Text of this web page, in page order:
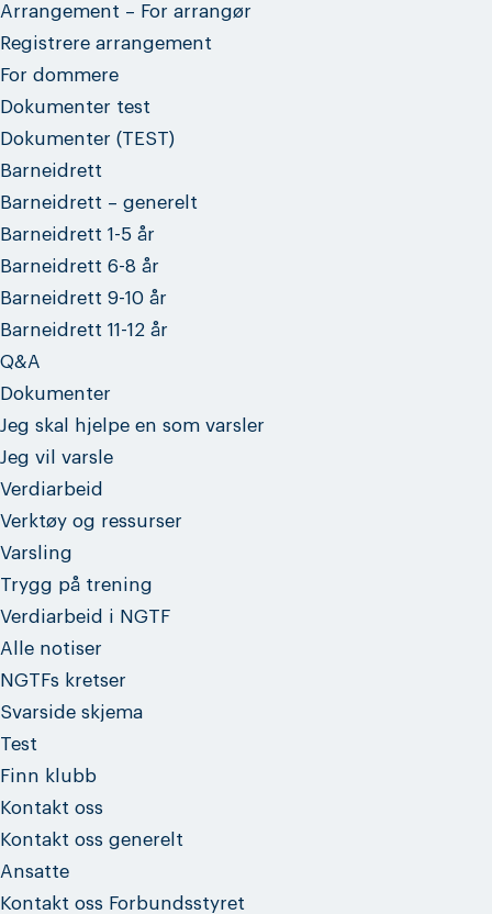
Arrangement – For arrangør
Registrere arrangement
For dommere
Dokumenter test
Dokumenter (TEST)
Barneidrett
Barneidrett – generelt
Barneidrett 1-5 år
Barneidrett 6-8 år
Barneidrett 9-10 år
Barneidrett 11-12 år
Q&A
Dokumenter
Jeg skal hjelpe en som varsler
Jeg vil varsle
Verdiarbeid
Verktøy og ressurser
Varsling
Trygg på trening
Verdiarbeid i NGTF
Alle notiser
NGTFs kretser
Svarside skjema
Test
Finn klubb
Kontakt oss
Kontakt oss generelt
Ansatte
Kontakt oss Forbundsstyret